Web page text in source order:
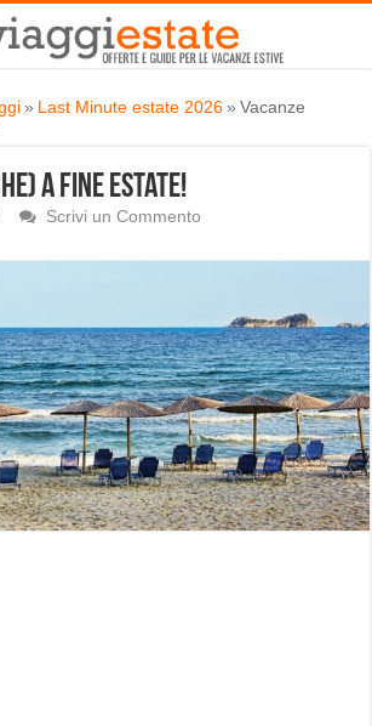
» Last Minute estate 2026 » Vacanze
a fine Estate!
Scrivi un Commento